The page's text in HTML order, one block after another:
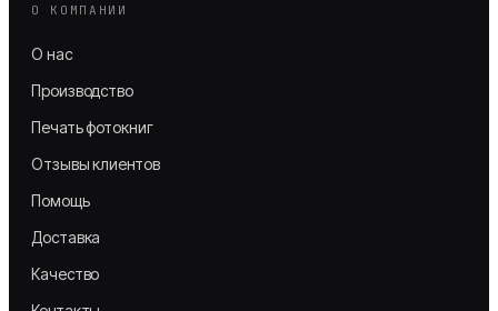
О КОМПАНИИ
О нас
Производство
Печать фотокниг
Отзывы клиентов
Помощь
Доставка
Качество